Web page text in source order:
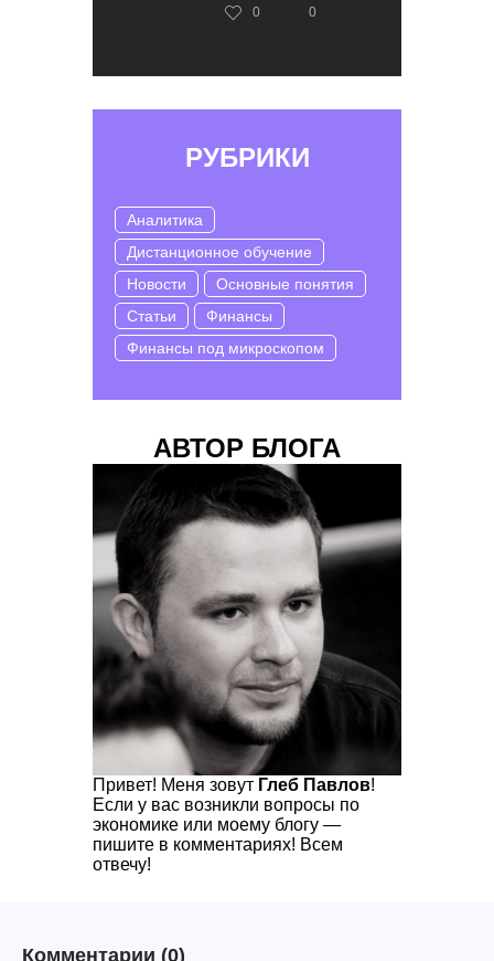
0 0
РУБРИКИ
Аналитика
Дистанционное обучение
Новости
Основные понятия
Статьи
Финансы
Финансы под микроскопом
АВТОР БЛОГА
Привет! Меня зовут Глеб Павлов!
Если у вас возникли вопросы по
экономике или моему блогу —
пишите в комментариях! Всем
отвечу!
Комментарии (0)